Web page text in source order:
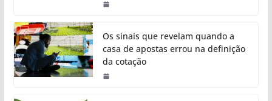
Os sinais que revelam quando a
casa de apostas errou na definição
da cotação